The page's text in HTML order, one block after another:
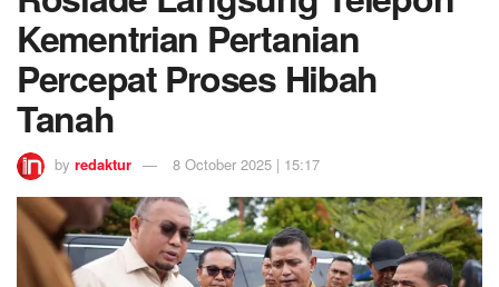
Kementrian Pertanian
Percepat Proses Hibah
Tanah
by redaktur 8 October 2025 | 15:17